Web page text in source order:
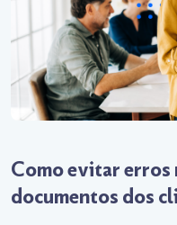
Como evitar erros
documentos dos